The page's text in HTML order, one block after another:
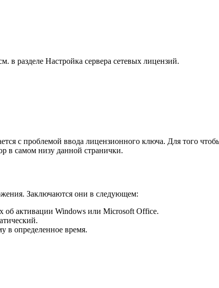
в разделе Настройка сервера сетевых лицензий.
с проблемой ввода лицензионного ключа. Для того
в самом низу данной странички.
Заключаются они в следующем:
об активации Windows или Microsoft Office.
в определенное время.